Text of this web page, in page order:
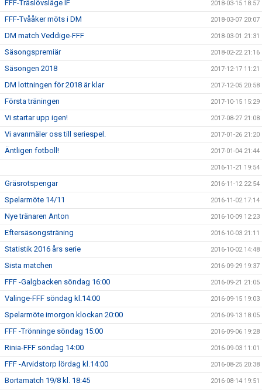
FFF-Träslövsläge IF 2018-03-15 18:57
FFF-Tvååker möts i DM 2018-03-07 20:07
DM match Veddige-FFF 2018-03-01 21:31
Säsongspremiär 2018-02-22 21:16
Säsongen 2018 2017-12-17 11:21
DM lottningen för 2018 är klar 2017-12-05 20:58
Första träningen 2017-10-15 15:29
Vi startar upp igen! 2017-08-27 21:08
Vi avanmäler oss till seriespel. 2017-01-26 21:20
Äntligen fotboll! 2017-01-04 21:44
2016-11-21 19:54
Gräsrotspengar 2016-11-12 22:54
Spelarmöte 14/11 2016-11-02 17:14
Nye tränaren Anton 2016-10-09 12:23
Eftersäsongsträning 2016-10-03 21:11
Statistik 2016 års serie 2016-10-02 14:48
Sista matchen 2016-09-29 19:37
FFF -Galgbacken söndag 16:00 2016-09-21 21:05
Valinge-FFF söndag kl.14:00 2016-09-15 19:03
Spelarmöte imorgon klockan 20:00 2016-09-13 18:05
FFF -Trönninge söndag 15:00 2016-09-06 19:28
Rinia-FFF söndag 14:00 2016-09-03 11:01
FFF -Arvidstorp lördag kl.14:00 2016-08-25 20:38
Bortamatch 19/8 kl. 18:45 2016-08-14 19:51